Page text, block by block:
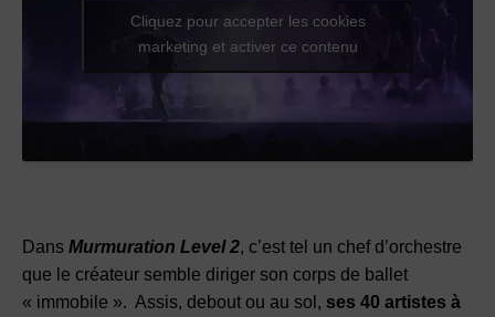
Cliquez pour accepter les cookies
marketing et activer ce contenu
Dans Murmuration Level 2, c’est tel un chef d’orchestre
que le créateur semble diriger son corps de ballet
« immobile ». Assis, debout ou au sol, ses 40 artistes à